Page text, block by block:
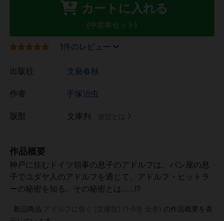
カートに入れる
(中古本セット)
1件のレビュー
文藝春秋
手塚治虫
文庫判
作品概要
神戸に住むドイツ領事の息子のアドルフは、パン屋の息
子でユダヤ人のアドルフを通じて、アドルフ・ヒットラ
ーの秘密を知る。その秘密とは……!?
新品商品
の作品概要を表